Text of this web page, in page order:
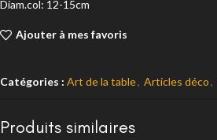
Diam.col: 12-15cm
Ajouter à mes favoris
Catégories : Art de la table, Articles déco,
Produits similaires